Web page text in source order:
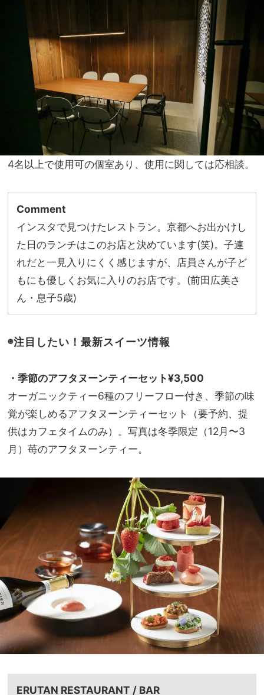
4名以上で使用可の個室あり、使用に関しては応相談。
Comment
インスタで見つけたレストラン。京都へお出かけし
た日のランチはこのお店と決めています(笑)。子連
れだと一見入りにくく感じますが、店員さんが子ど
もにも優しくお気に入りのお店です。(前田広美さ
ん・息子5歳)
◉注目したい！最新スイーツ情報
・季節のアフタヌーンティーセット¥3,500
オーガニックティー6種のフリーフロー付き、季節の味
覚が楽しめるアフタヌーンティーセット（要予約、提
供はカフェタイムのみ）。写真は冬季限定（12月〜3
月）苺のアフタヌーンティー。
ERUTAN RESTAURANT / BAR